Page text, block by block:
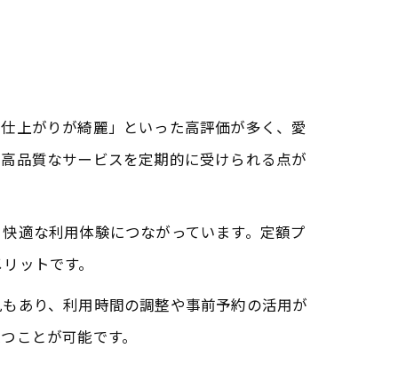
上がりが綺麗」といった高評価が多く、愛
品質なサービスを定期的に受けられる点が
適な利用体験につながっています。定額プ
ットです。
あり、利用時間の調整や事前予約の活用が
ことが可能です。